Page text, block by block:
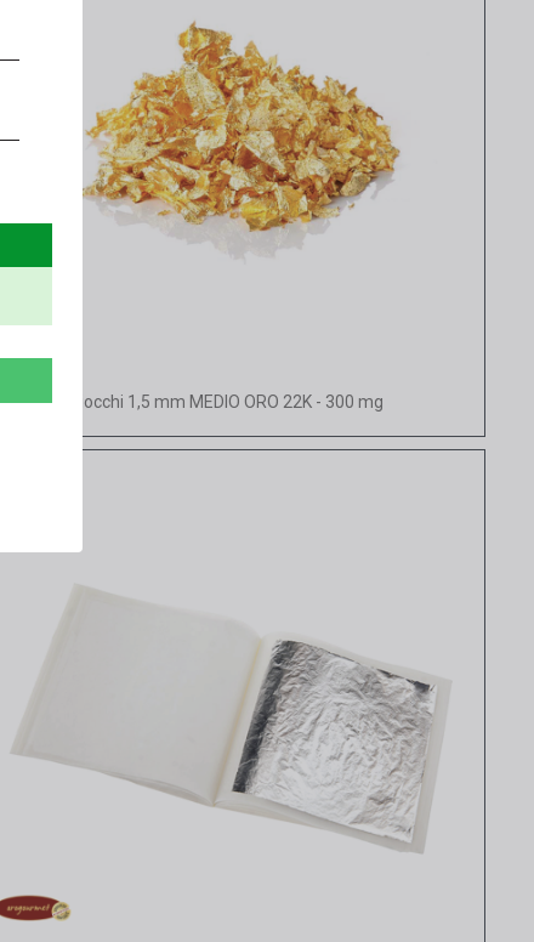
Vista rapida
Fiocchi 1,5 mm MEDIO ORO 22K - 300 mg